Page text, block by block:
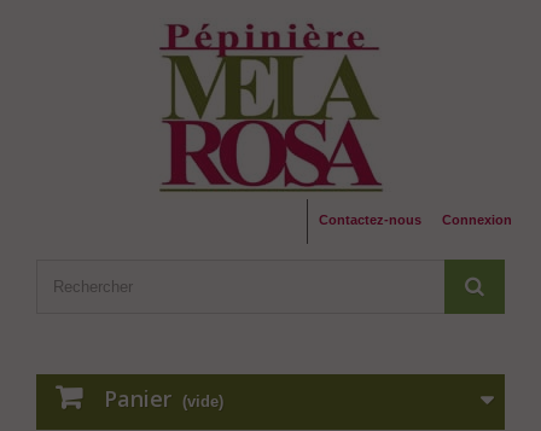
Connexion
Contactez-nous
Panier (vide)